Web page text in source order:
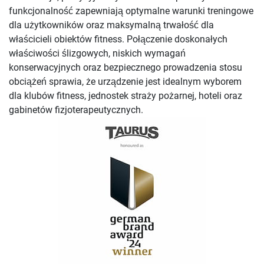
funkcjonalność zapewniają optymalne warunki treningowe
dla użytkowników oraz maksymalną trwałość dla
właścicieli obiektów fitness. Połączenie doskonałych
właściwości ślizgowych, niskich wymagań
konserwacyjnych oraz bezpiecznego prowadzenia stosu
obciążeń sprawia, że urządzenie jest idealnym wyborem
dla klubów fitness, jednostek straży pożarnej, hoteli oraz
gabinetów fizjoterapeutycznych.